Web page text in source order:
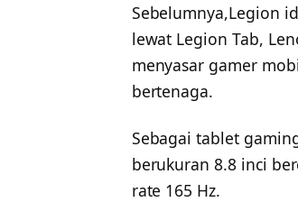
Sebelumnya,Legion
lewat Legion Tab,
menyasar gamer
bertenaga.
Sebagai tablet
berukuran 8.8 inci
rate 165 Hz.